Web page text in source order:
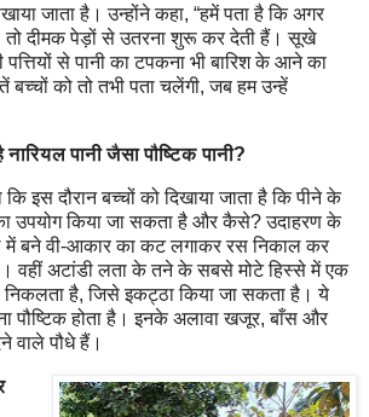
जाता है। उन्‍होंने कहा, “हमें पता है कि अगर
है, तो दीमक पेड़ों से उतरना शुरू कर देती हैं। सूखे
से पानी का टपकना भी बारिश के आने का
को तो तभी पता चलेंगी, जब हम उन्हें
पानी जैसा पौष्टिक पानी?
इस दौरान बच्चों को दिखाया जाता है कि पीने के
उपयोग किया जा सकता है और कैसे? उदाहरण के
में बने वी-आकार का कट लगाकर रस निकाल कर
वहीं अटांडी लता के तने के सबसे मोटे हिस्से में एक
निकलता है, जिसे इकट्ठा किया जा सकता है। ये
पौष्टिक होता है। इनके अलावा खजूर, बाँस और
वाले पौधे हैं।